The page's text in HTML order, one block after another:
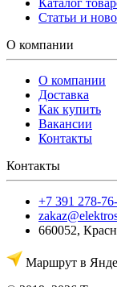
Статьи и
О компании
О компании
Доставка
Как купить
Вакансии
Контакты
Контакты
+7 391 278-
660052,
Маршрут в